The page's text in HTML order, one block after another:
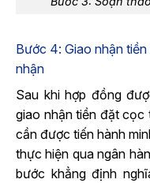
Bước 4: Giao nhận
nhận
Sau khi hợp đồng
giao nhận tiền đặt cọc
cần được tiến hành
thực hiện qua ngân
bước khẳng định